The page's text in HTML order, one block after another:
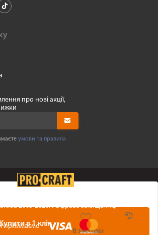
в 1 клік
В закладки
про нові акції,
умови та правила
2005-2026. Усі права захищенні
приймаємо